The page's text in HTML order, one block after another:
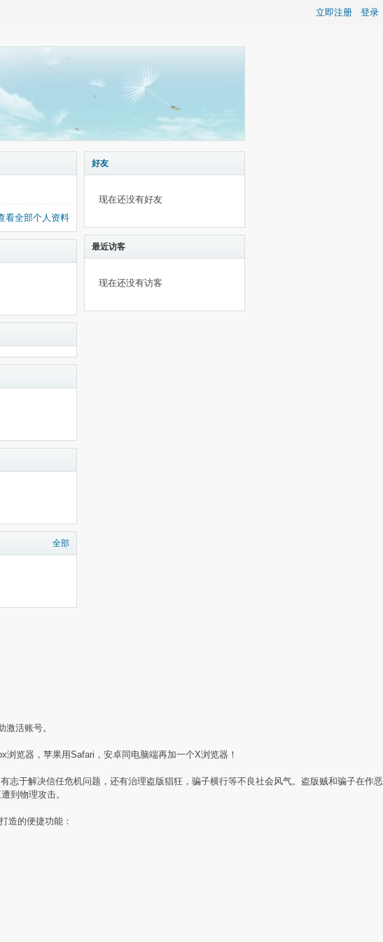
立即注册 登录
看全部个人资料
全部
好友
现在还没有好友
最近访客
现在还没有访客
活账号。
览器，苹果用Safari，安卓同电脑端再加一个X浏览器！
于解决信任危机问题，还有治理盗版猖狂，骗子横行等不良社会风气。盗版贼和骗子在作恶
到物理攻击。
造的便捷功能：